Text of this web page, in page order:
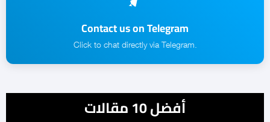
Contact us on Telegram
.Click to chat directly via Telegram
أفضل 10 مقالات